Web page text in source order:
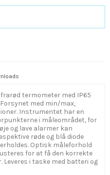
termometer med IP65
med min/max,
Instrumentet har en
i måleområdet, for
og lave alarmer kan
røde og blå diode
Optisk måleforhold
for at få den korrekte
i taske med batteri og